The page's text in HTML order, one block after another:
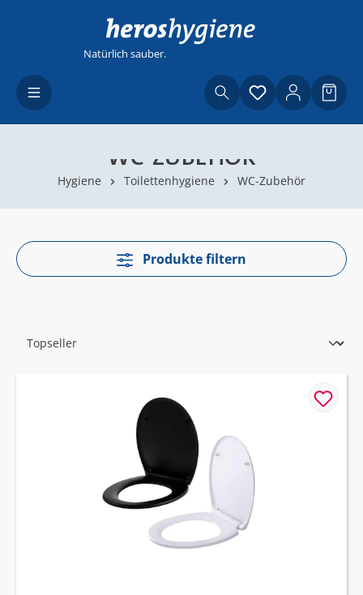
Zum Hauptinhalt springen
Natürlich sauber.
Du hast 0
WC-ZUBEHÖR
Hygiene Toilettenhygiene WC-Zubehör
Produkte filtern